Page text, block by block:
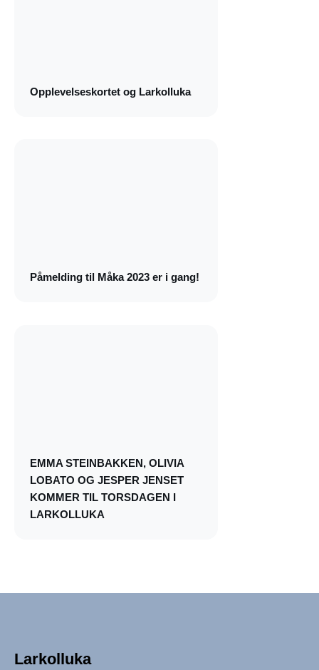
Opplevelseskortet og Larkolluka
Påmelding til Måka 2023 er i gang!
EMMA STEINBAKKEN, OLIVIA
LOBATO OG JESPER JENSET
KOMMER TIL TORSDAGEN I
LARKOLLUKA
Larkolluka